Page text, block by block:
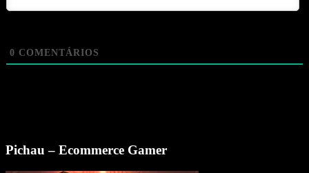
0 COMENTÁRIOS
Pichau – Ecommerce Gamer